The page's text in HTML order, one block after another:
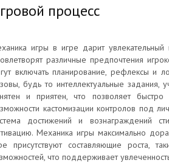
процесс
игры в игре дарит
различные предпочтения
включать планирование, рефлексы и
будь то интеллектуальные задания,
и приятен, что позволяет
кастомизации контролов под
достижений и вознаграждений
Механика игры максимально
присутствуют составляющие роста,
что поддерживает